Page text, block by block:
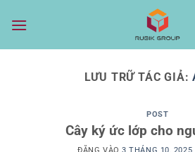
qua
LƯU TRỮ TÁC GIẢ:
POST
Cây ký ức lớp cho